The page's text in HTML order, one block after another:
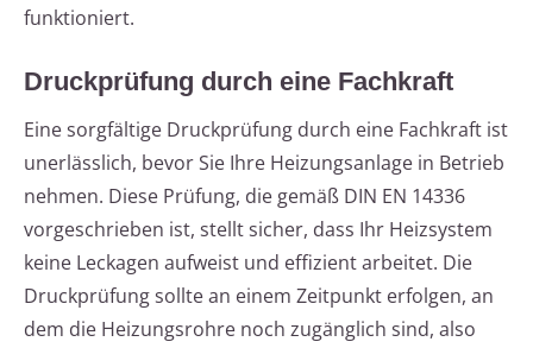
funktioniert.
Druckprüfung durch eine Fachkraft
Eine sorgfältige Druckprüfung durch eine Fachkraft ist
unerlässlich, bevor Sie Ihre Heizungsanlage in Betrieb
nehmen. Diese Prüfung, die gemäß DIN EN 14336
vorgeschrieben ist, stellt sicher, dass Ihr Heizsystem
keine Leckagen aufweist und effizient arbeitet. Die
Druckprüfung sollte an einem Zeitpunkt erfolgen, an
dem die Heizungsrohre noch zugänglich sind, also